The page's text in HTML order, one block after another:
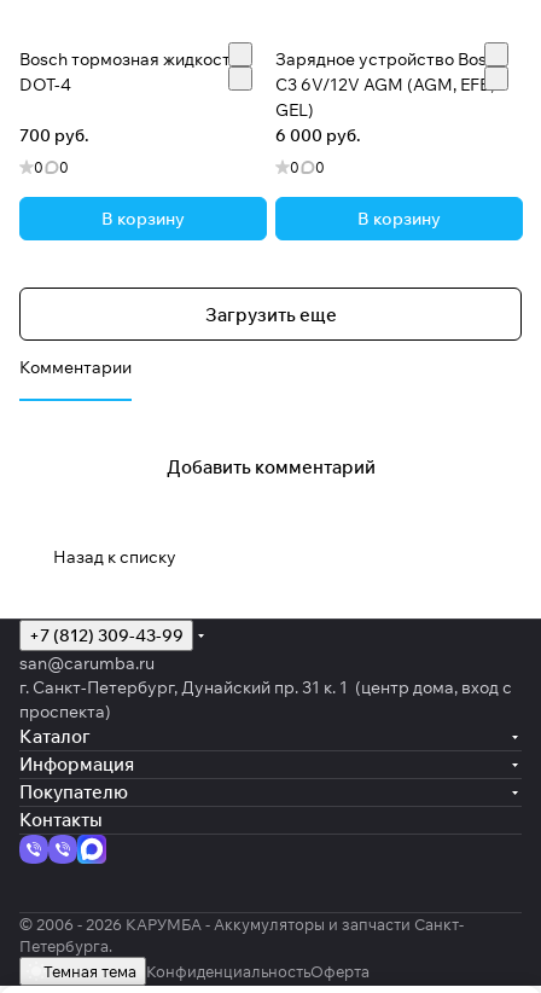
Bosch тормозная жидкость
DOT-4
700 руб.
0 0
В корзину
Зарядное устройство Bosch
C3 6V/12V AGM (AGM, EFB,
GEL)
6 000 руб.
0 0
В корзину
Загрузить еще
Комментарии
Добавить комментарий
Назад к списку
+7 (812) 309-43-99
san@carumba.ru
г. Санкт-Петербург, Дунайский пр. 31 к. 1 (центр дома, вход с
проспекта)
Каталог
Информация
Покупателю
Контакты
© 2006 - 2026 КАРУМБА - Аккумуляторы и запчасти Санкт-
Петербурга.
Темная тема
КонфиденциальностьОферта